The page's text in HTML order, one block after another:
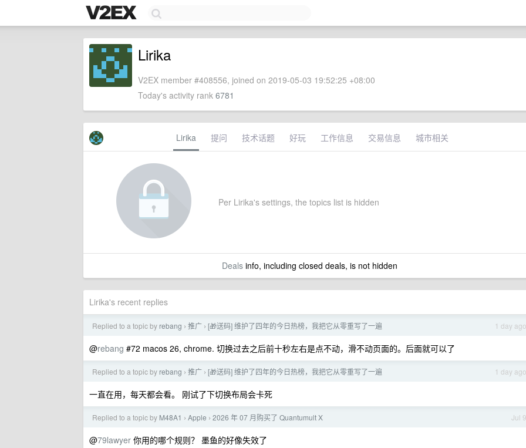
Lirika
V2EX member #408556, joined on 2019-05-03 19:52:25 +08:00
Today's activity rank 6781
Lirika 提问 技术话题 好玩 工作信息 交易信息 城市相关
Per Lirika's settings, the topics list is hidden
Dealsinfo, including closed deals, is not hidden
Lirika's recent replies
1 day ago
Replied to a topic by rebang › 推广 › [🎁送码] 维护了四年的今日热榜，我把它从零重写了一遍
@rebang #72 macos 26, chrome. 切换过去之后前十秒左右是点不动，滑不动页面的。后面就可以了
1 day ago
Replied to a topic by rebang › 推广 › [🎁送码] 维护了四年的今日热榜，我把它从零重写了一遍
一直在用，每天都会看。 刚试了下切换布局会卡死
Jul 9
Replied to a topic by M48A1 › Apple › 2026 年 07 月购买了 Quantumult X
@79lawyer 你用的哪个规则？ 墨鱼的好像失效了